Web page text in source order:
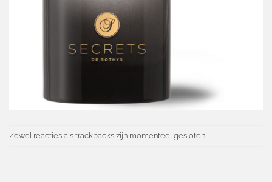
Zowel reacties als trackbacks zijn momenteel gesloten.